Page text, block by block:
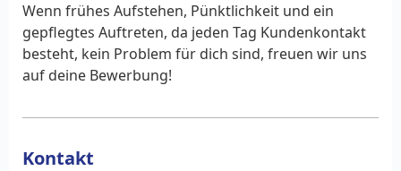
Wenn frühes Aufstehen, Pünktlichkeit und ein
gepflegtes Auftreten, da jeden Tag Kundenkontakt
besteht, kein Problem für dich sind, freuen wir uns
auf deine Bewerbung!
Kontakt